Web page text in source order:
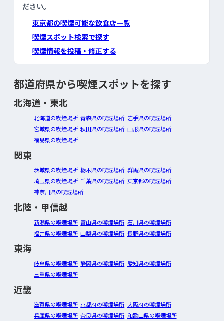
ださい。
東京都の喫煙可能な飲食店一覧
喫煙スポット検索で探す
喫煙情報を投稿・修正する
都道府県から喫煙スポットを探す
北海道・東北
北海道の喫煙場所 青森県の喫煙場所 岩手県の喫煙場所
宮城県の喫煙場所 秋田県の喫煙場所 山形県の喫煙場所
福島県の喫煙場所
関東
茨城県の喫煙場所 栃木県の喫煙場所 群馬県の喫煙場所
埼玉県の喫煙場所 千葉県の喫煙場所 東京都の喫煙場所
神奈川県の喫煙場所
北陸・甲信越
新潟県の喫煙場所 富山県の喫煙場所 石川県の喫煙場所
福井県の喫煙場所 山梨県の喫煙場所 長野県の喫煙場所
東海
岐阜県の喫煙場所 静岡県の喫煙場所 愛知県の喫煙場所
三重県の喫煙場所
近畿
滋賀県の喫煙場所 京都府の喫煙場所 大阪府の喫煙場所
兵庫県の喫煙場所 奈良県の喫煙場所 和歌山県の喫煙場所